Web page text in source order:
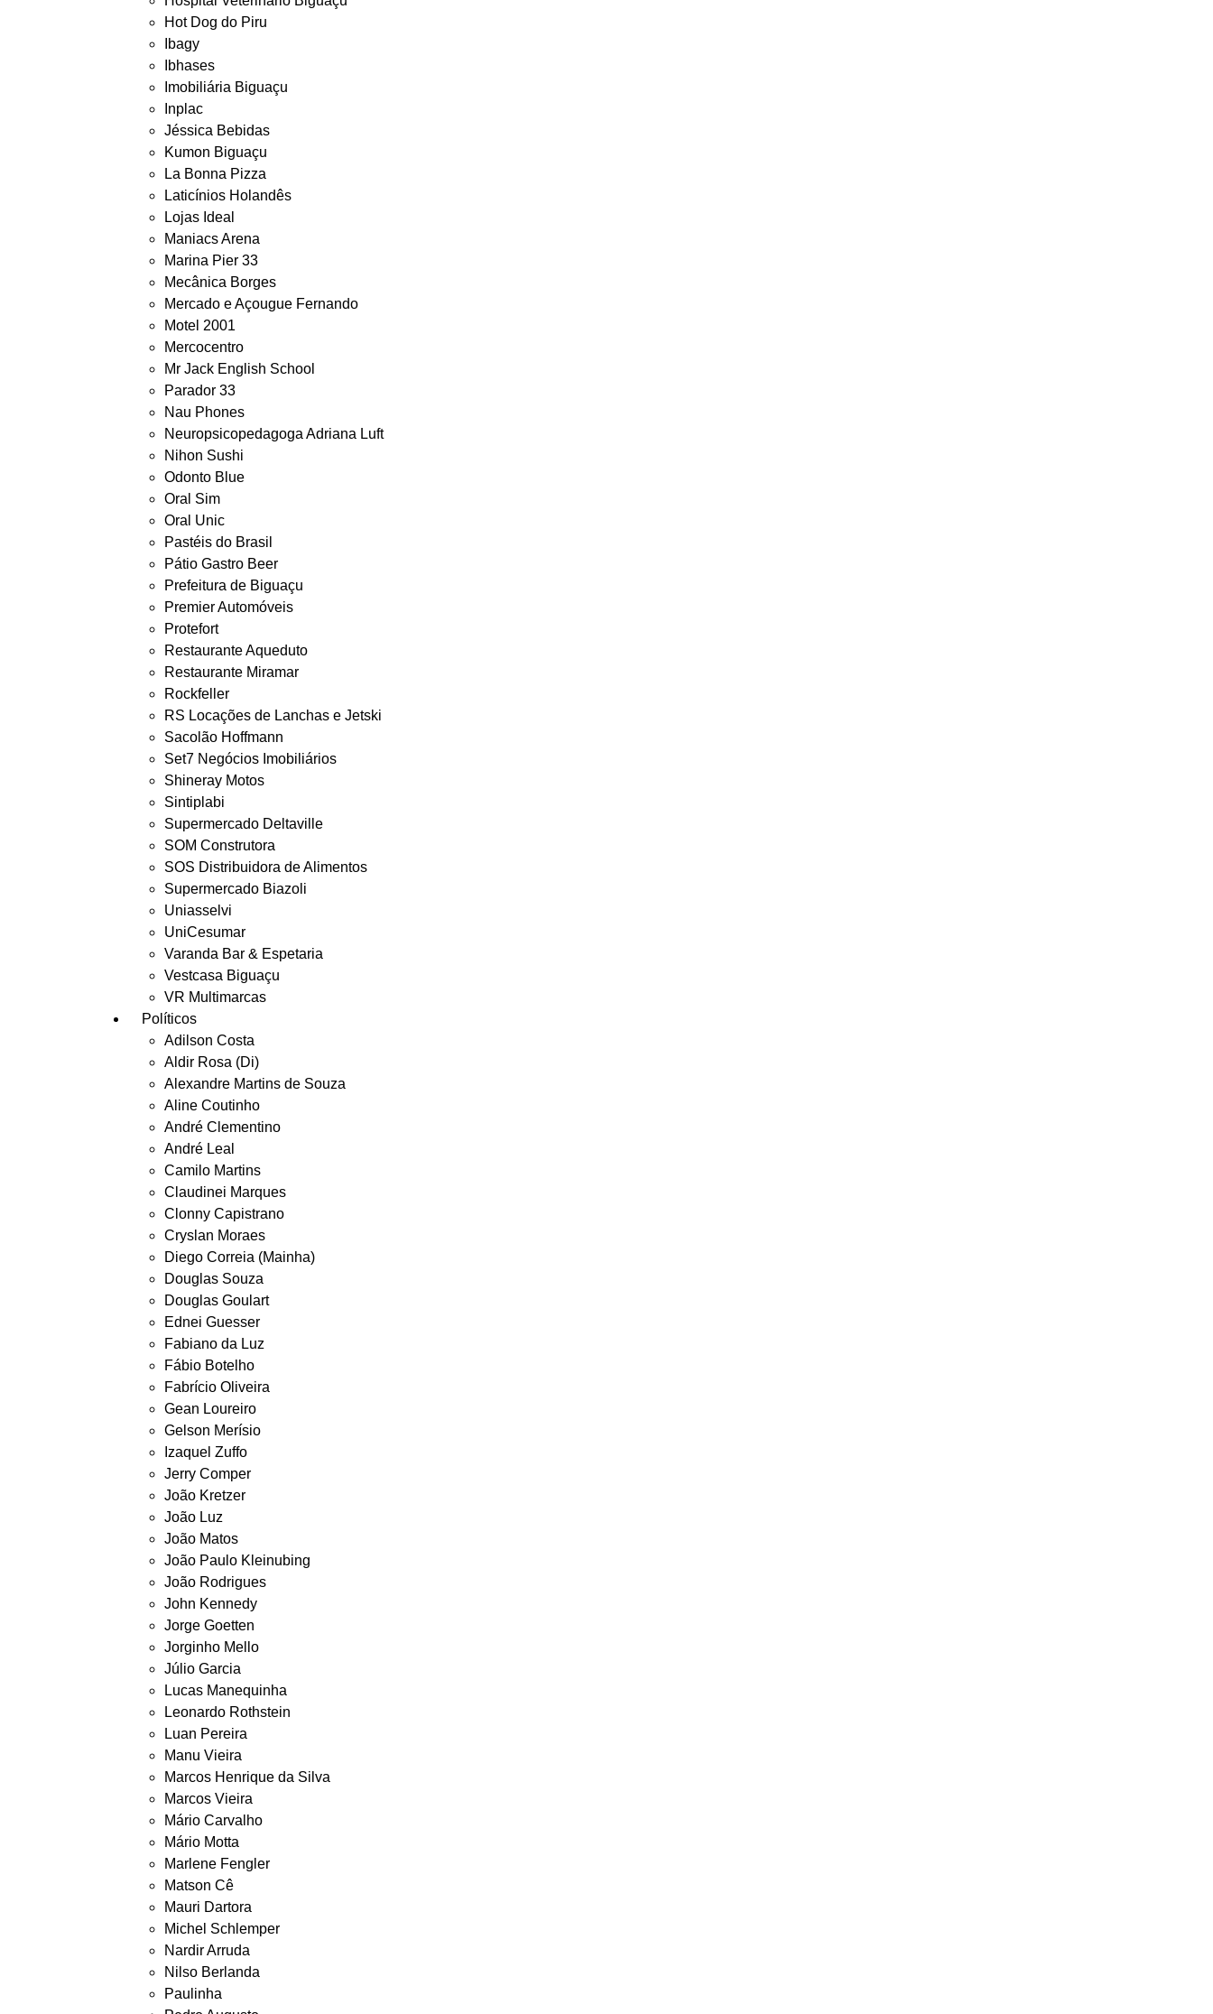
Hot Dog do Piru
Ibagy
Ibhases
Imobiliária Biguaçu
Inplac
Jéssica Bebidas
Kumon Biguaçu
La Bonna Pizza
Laticínios Holandês
Lojas Ideal
Maniacs Arena
Marina Pier 33
Mecânica Borges
Mercado e Açougue Fernando
Motel 2001
Mercocentro
Mr Jack English School
Parador 33
Nau Phones
Neuropsicopedagoga Adriana Luft
Nihon Sushi
Odonto Blue
Oral Sim
Oral Unic
Pastéis do Brasil
Pátio Gastro Beer
Prefeitura de Biguaçu
Premier Automóveis
Protefort
Restaurante Aqueduto
Restaurante Miramar
Rockfeller
RS Locações de Lanchas e Jetski
Sacolão Hoffmann
Set7 Negócios Imobiliários
Shineray Motos
Sintiplabi
Supermercado Deltaville
SOM Construtora
SOS Distribuidora de Alimentos
Supermercado Biazoli
Uniasselvi
UniCesumar
Varanda Bar & Espetaria
Vestcasa Biguaçu
VR Multimarcas
Políticos
Adilson Costa
Aldir Rosa (Di)
Alexandre Martins de Souza
Aline Coutinho
André Clementino
André Leal
Camilo Martins
Claudinei Marques
Clonny Capistrano
Cryslan Moraes
Diego Correia (Mainha)
Douglas Souza
Douglas Goulart
Ednei Guesser
Fabiano da Luz
Fábio Botelho
Fabrício Oliveira
Gean Loureiro
Gelson Merísio
Izaquel Zuffo
Jerry Comper
João Kretzer
João Luz
João Matos
João Paulo Kleinubing
João Rodrigues
John Kennedy
Jorge Goetten
Jorginho Mello
Júlio Garcia
Lucas Manequinha
Leonardo Rothstein
Luan Pereira
Manu Vieira
Marcos Henrique da Silva
Marcos Vieira
Mário Carvalho
Mário Motta
Marlene Fengler
Matson Cê
Mauri Dartora
Michel Schlemper
Nardir Arruda
Nilso Berlanda
Paulinha